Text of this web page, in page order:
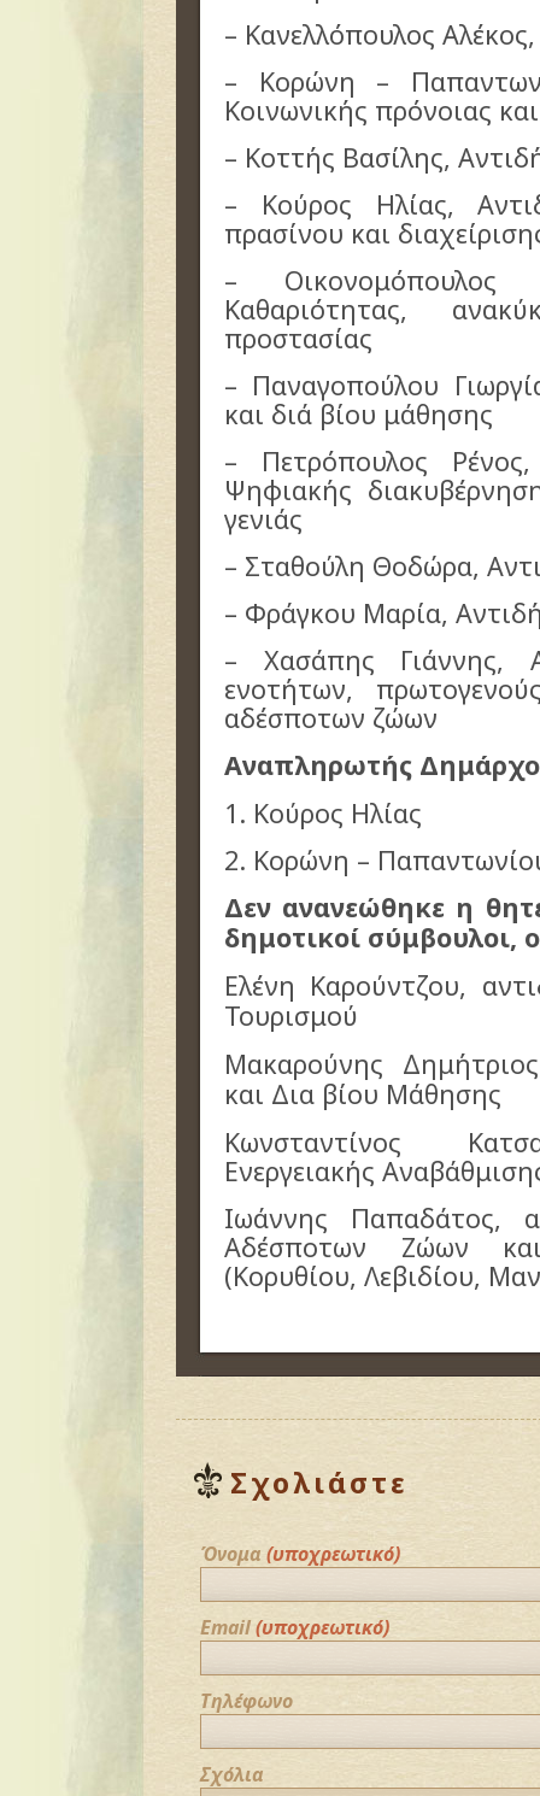
– Κανελλόπουλος
– Κορώνη –
Κοινωνικής πρόνοιας
– Κοττής Βασίλης,
– Κούρος Ηλίας,
πρασίνου και
– Οικονομόπουλος
Καθαριότητας,
προστασίας
– Παναγοπούλου
και διά βίου μάθησης
– Πετρόπουλος
Ψηφιακής
γενιάς
– Σταθούλη Θοδώρα,
– Φράγκου Μαρία,
– Χασάπης Γιάννης,
ενοτήτων,
αδέσποτων ζώων
Αναπληρωτής
1. Κούρος Ηλίας
2. Κορώνη –
Δεν ανανεώθηκε η
δημοτικοί σύμβουλοι,
Ελένη Καρούντζου,
Τουρισμού
Μακαρούνης
και Δια βίου Μάθησης
Κωνσταντίνος
Ενεργειακής
Ιωάννης Παπαδάτος,
Αδέσποτων Ζώων
(Κορυθίου, Λεβιδίου,
Σχολιάστε
Όνομα (υποχρεωτικό)
Email(υποχρεωτικό)
Τηλέφωνο
Σχόλια